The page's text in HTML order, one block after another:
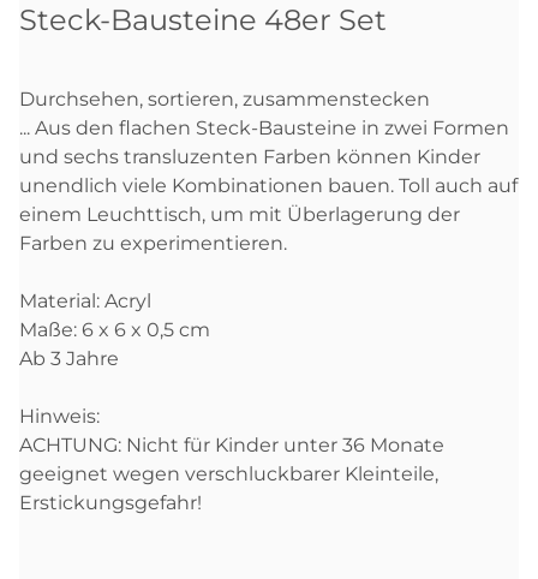
Steck-Bausteine 48er Set
Durchsehen, sortieren, zusammenstecken
... Aus den flachen Steck-Bausteine in zwei Formen
und sechs transluzenten Farben können Kinder
unendlich viele Kombinationen bauen. Toll auch auf
einem Leuchttisch, um mit Überlagerung der
Farben zu experimentieren.
Material: Acryl
Maße: 6 x 6 x 0,5 cm
Ab 3 Jahre
Hinweis:
ACHTUNG: Nicht für Kinder unter 36 Monate
geeignet wegen verschluckbarer Kleinteile,
Erstickungsgefahr!